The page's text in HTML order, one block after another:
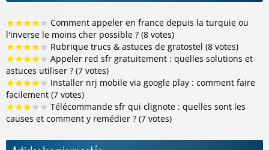
★★★★★ Comment appeler en france depuis la turquie ou
l'inverse le moins cher possible ? (8 votes)
★★★★★ Rubrique trucs & astuces de gratostel (8 votes)
★★★★★ Appeler red sfr gratuitement : quelles solutions et
astuces utiliser ? (7 votes)
★★★★★ Installer nrj mobile via google play : comment faire
facilement (7 votes)
★★★★★ Télécommande sfr qui clignote : quelles sont les
causes et comment y remédier ? (7 votes)